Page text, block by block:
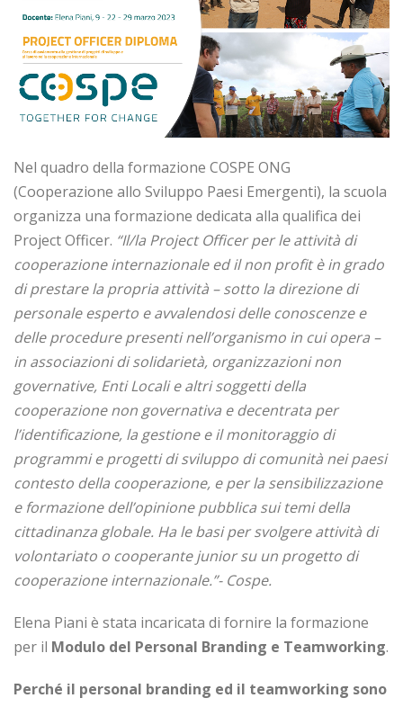
Nel quadro della formazione COSPE ONG
(Cooperazione allo Sviluppo Paesi Emergenti), la scuola
organizza una formazione dedicata alla qualifica dei
Project Officer. “Il/la Project Officer per le attività di
cooperazione internazionale ed il non profit è in grado
di prestare la propria attività – sotto la direzione di
personale esperto e avvalendosi delle conoscenze e
delle procedure presenti nell’organismo in cui opera –
in associazioni di solidarietà, organizzazioni non
governative, Enti Locali e altri soggetti della
cooperazione non governativa e decentrata per
l’identificazione, la gestione e il monitoraggio di
programmi e progetti di sviluppo di comunità nei paesi
contesto della cooperazione, e per la sensibilizzazione
e formazione dell’opinione pubblica sui temi della
cittadinanza globale. Ha le basi per svolgere attività di
volontariato o cooperante junior su un progetto di
cooperazione internazionale.”- Cospe.
Elena Piani è stata incaricata di fornire la formazione
per il Modulo del Personal Branding e Teamworking.
Perché il personal branding ed il teamworking sono